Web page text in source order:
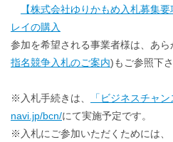
【株式会社ゆりかもめ入札募集
レイの購入
参加を希望される事業者様は、あ
指名競争入札のご案内)もご参照下さ
※入札手続きは、
「ビジネスチャ
navi.jp/bcn/にて実施予定です。
※入札にご参加いただくためには、